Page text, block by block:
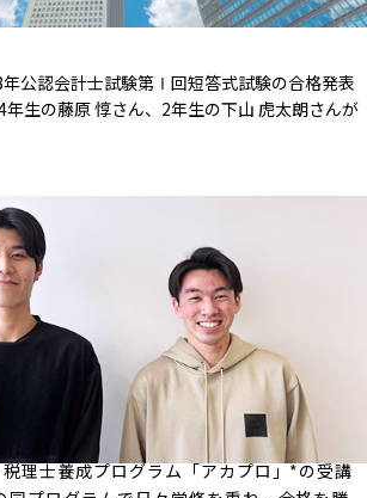
公認会計士試験第Ⅰ回短答式試験の合格発表
生の藤原 惇さん、2年生の下山 虎太朗さんが
理士養成プログラム「アカプロ」*の受講